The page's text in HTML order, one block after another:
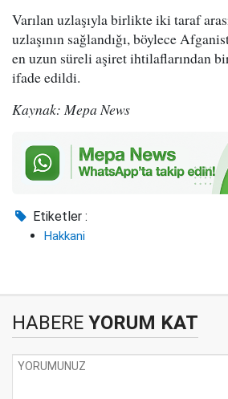
Varılan uzlaşıyla birlikte iki taraf
uzlaşının sağlandığı, böylece
en uzun süreli aşiret ihtilaflarından
ifade edildi.
Kaynak: Mepa News
Etiketler :
Hakkani
HABERE YORUM KAT